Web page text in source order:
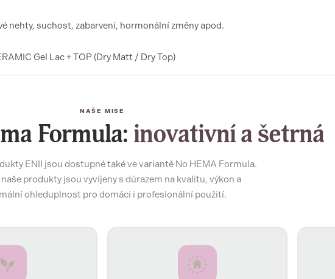
nehty, suchost, zabarvení, hormonální změny apod.
Gel Lac + TOP (Dry Matt / Dry Top)
NAŠE MISE
Formula: inovativní a šetrná
ENII jsou dostupné také ve variantě No HEMA Formula.
produkty jsou vyvíjeny s důrazem na kvalitu, výkon a
ohleduplnost pro domácí i profesionální použití.